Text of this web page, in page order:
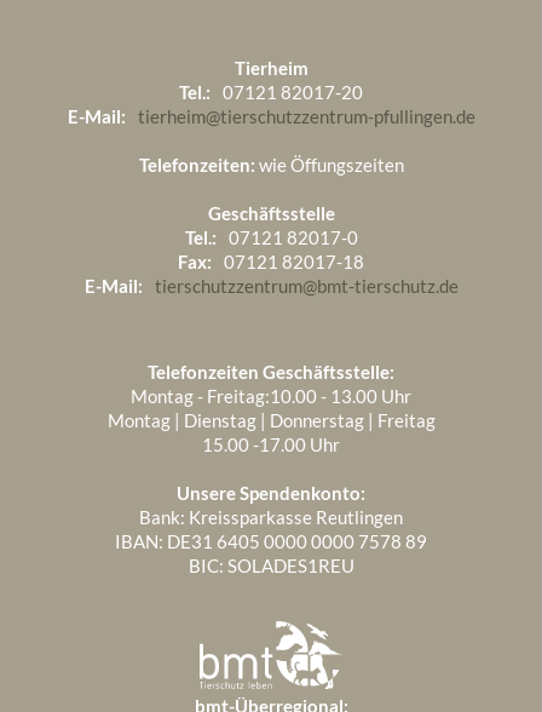
Tierheim
Tel.:
07121 82017-20
E-Mail:
tierheim@tierschutzzentrum-pfullingen.de
Telefonzeiten: wie Öffungszeiten
Geschäftsstelle
Tel.:
07121 82017-0
Fax:
07121 82017-18
E-Mail:
tierschutzzentrum@bmt-tierschutz.de
Telefonzeiten Geschäftsstelle:
Montag - Freitag:10.00 - 13.00 Uhr
Montag | Dienstag | Donnerstag | Freitag
15.00 -17.00 Uhr
Unsere Spendenkonto:
Bank: Kreissparkasse Reutlingen
IBAN: DE31 6405 0000 0000 7578 89
BIC: SOLADES1REU
bmt-Überregional: